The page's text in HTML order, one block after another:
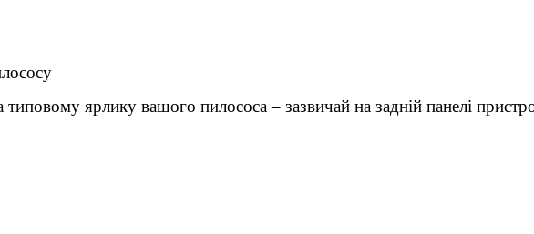
типовому ярлику вашого пилососа – зазвичай на задній панелі